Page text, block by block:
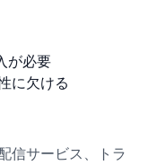
が必要
に欠ける
信サービス、トラ